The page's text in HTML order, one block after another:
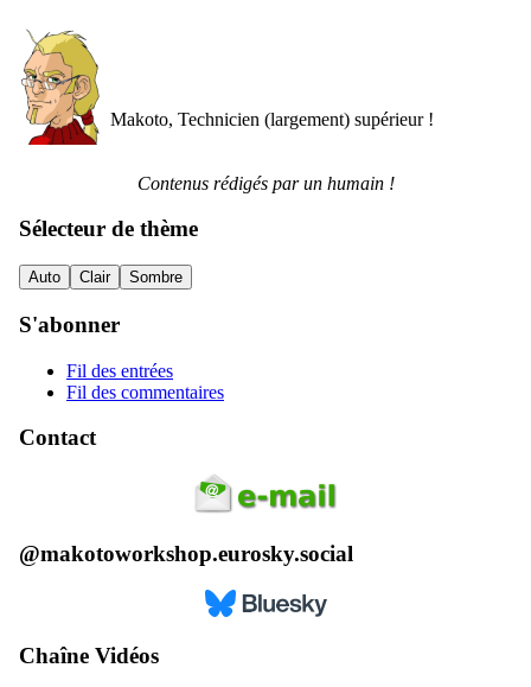
Makoto, Technicien (largement) supérieur !
Contenus rédigés par un humain !
Sélecteur de thème
Auto Clair Sombre
S'abonner
Fil des entrées
Fil des commentaires
Contact
@makotoworkshop.eurosky.social
Chaîne Vidéos